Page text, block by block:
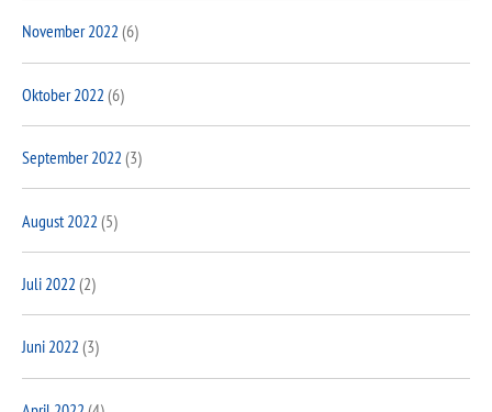
November 2022 (6)
Oktober 2022 (6)
September 2022 (3)
August 2022 (5)
Juli 2022 (2)
Juni 2022 (3)